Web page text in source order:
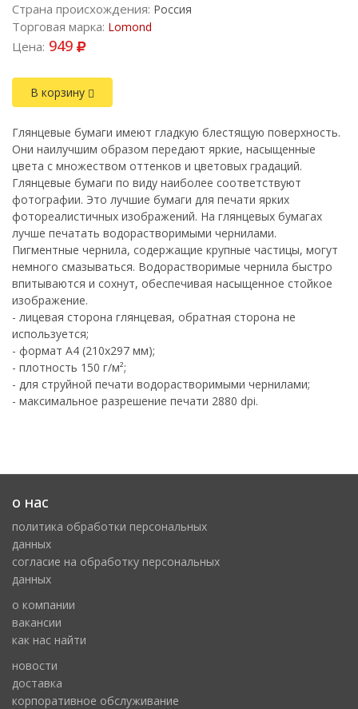
Страна происхождения: Россия
Торговая марка: Lomond
Цена: 949
В корзину
Глянцевые бумаги имеют гладкую блестящую поверхность.
Они наилучшим образом передают яркие, насыщенные
цвета с множеством оттенков и цветовых градаций.
Глянцевые бумаги по виду наиболее соответствуют
фотографии. Это лучшие бумаги для печати ярких
фотореалистичных изображений. На глянцевых бумагах
лучше печатать водорастворимыми чернилами.
Пигментные чернила, содержащие крупные частицы, могут
немного смазываться. Водорастворимые чернила быстро
впитываются и сохнут, обеспечивая насыщенное стойкое
изображение.
- лицевая сторона глянцевая, обратная сторона не
используется;
- формат A4 (210х297 мм);
- плотность 150 г/м²;
- для струйной печати водорастворимыми чернилами;
- максимальное разрешение печати 2880 dpi.
о нас
политика обработки персональных
данных
cогласие на обработку персональных
данных
о компании
вакансии
как нас найти
новости
доставка
корпоративное обслуживание